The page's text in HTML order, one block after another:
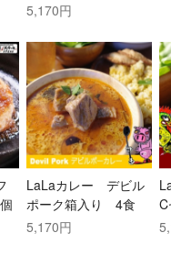
5,170円
LaLaカレー デビル
ポーク箱入り 4食
5,170円
C